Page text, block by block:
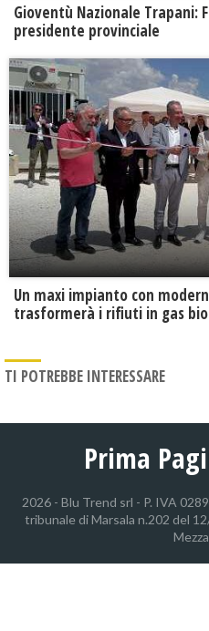
Gioventù Nazionale Trapani:
presidente provinciale
Un maxi impianto con
trasformerà i rifiuti in gas
TI POTREBBE INTERESSARE
Prima
2026 - Blu Trend srl - P. IVA
tribunale di Marsala n.202 del